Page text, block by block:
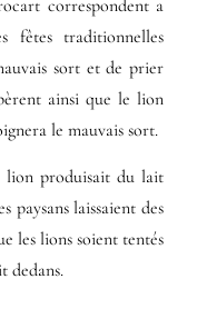
correspondent a
fêtes traditionnelles
sort et de prier
ainsi que le lion
le mauvais sort.
lion produisait du lait
paysans laissaient des
les lions soient tentés
dedans.